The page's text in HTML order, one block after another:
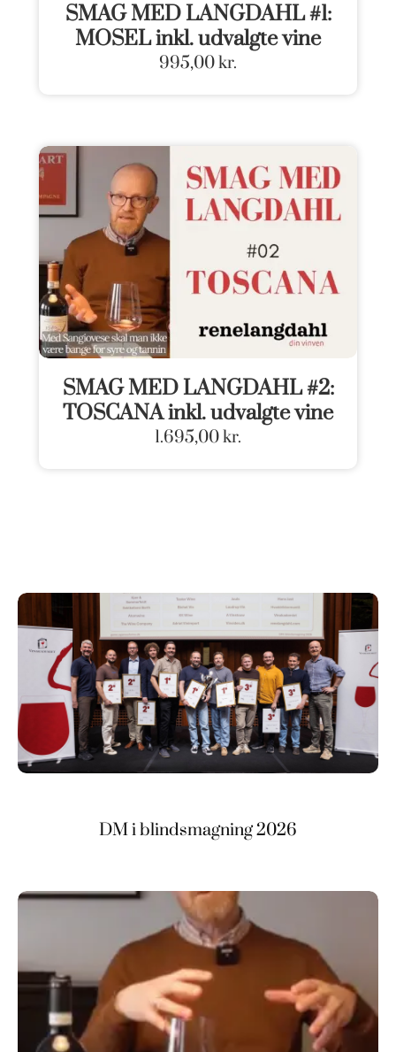
SMAG MED LANGDAHL #1:
MOSEL inkl. udvalgte vine
995,00kr.
SMAG MED LANGDAHL #2:
TOSCANA inkl. udvalgte vine
1.695,00kr.
DM i blindsmagning 2026